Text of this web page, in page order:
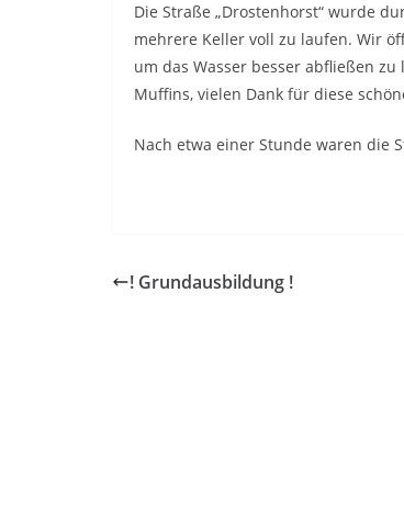
Die Straße „Drostenhorst“ wurde
mehrere Keller voll zu laufen. Wir
um das Wasser besser abfließen
Muffins, vielen Dank für diese
Nach etwa einer Stunde waren die
! Grundausbildung !